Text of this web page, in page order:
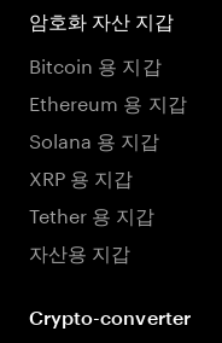
암호화 자산 지갑
Bitcoin 용 지갑
Ethereum 용 지갑
Solana 용 지갑
XRP 용 지갑
Tether 용 지갑
자산용 지갑
Crypto-converter